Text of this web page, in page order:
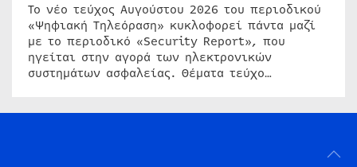
Το νέο τεύχος Αυγούστου 2026 του περιοδικού
«Ψηφιακή Τηλεόραση» κυκλοφορεί πάντα μαζί
με το περιοδικό «Security Report», που
ηγείται στην αγορά των ηλεκτρονικών
συστημάτων ασφαλείας. Θέματα τεύχο…